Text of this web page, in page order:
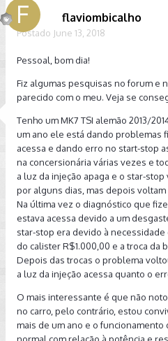
flaviombicalho
Postado June 13, 2018
Pessoal, bom dia!
Fiz algumas pesquisas no forum e
parecido com o meu. Veja se
Tenho um MK7 TSI alemão 2013/
um ano ele está dando problemas
acessa e dando erro no start-stop
na concersionária várias vezes e
a luz da injeção apaga e o star-
por alguns dias, mas depois voltam
Na última vez o diagnóstico que
estava acessa devido a um
star-stop era devido à necessidade
do calister R$1.000,00 e a troca da
Depois das trocas o problema
a luz da injeção acessa quanto o
O mais interessante é que não
no carro, pelo contrário, estou
mais de um ano e o